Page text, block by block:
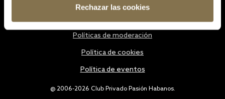
Rechazar las cookies
@ 2006-2026 Club Privado Pasión Habanos.
Políticas de moderación
Política de cookies
Política de eventos